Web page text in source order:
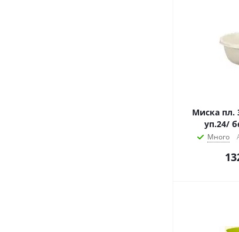
Миска пл.
уп.24/
Много